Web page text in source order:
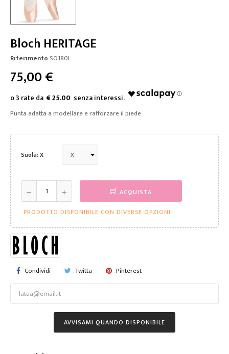
Bloch HERITAGE
Riferimento SO180L
75,00 €
€ 25.00
Punta adatta a modellare e rafforzare il piede
Suola: X
ACQUISTA
PRODOTTO DISPONIBILE CON DIVERSE OPZIONI
Condividi Twitta Pinterest
AVVISAMI QUANDO DISPONIBILE